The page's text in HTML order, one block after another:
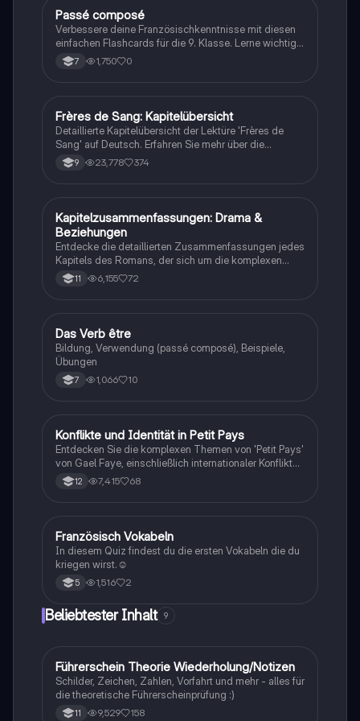
Schreiben von E-Mails.
PFranzösisch
Passé composé
Verbessere deine Französischkenntnisse mit diesen
einfachen Flashcards für die 9. Klasse. Lerne wichtige
Konzepte spielerisch!
7 1,750 0
Französisch
Frères de Sang: Kapitelübersicht
Detaillierte Kapitelübersicht der Lektüre 'Frères de
Sang' auf Deutsch. Erfahren Sie mehr über die
dramatischen Ereignisse, die Brice und seine Familie
betreffen, sowie die Ermittlungen von Martin zur
vorbereiten oder die Handlung besser verstehen
möchten.
9 23,778 374
Französisch
Kapitelzusammenfassungen: Drama &
Beziehungen
Entdecke die detaillierten Zusammenfassungen jedes
Kapitels des Romans, der sich um die komplexen
Beziehungen und Konflikte zwischen Sacha, Jade,
Léo und Solal dreht. Diese Zusammenfassungen
sozialen Medien und der Jugendliebe erleben. Ideal
für Schüler, die die Handlung und die
Charakterentwicklungen besser verstehen möchten.
11 6,155 72
DFranzösisch
Das Verb être
Bildung, Verwendung (passé composé), Beispiele,
Übungen
7 1,066 10
Französisch
Konflikte und Identität in Petit Pays
Entdecken Sie die komplexen Themen von 'Petit Pays'
von Gael Faye, einschließlich internationaler Konflikte,
politischer Instabilität und persönlicher Identität.
Diese Zusammenfassung beleuchtet die
reflektiert die Auswirkungen auf ihr Leben und ihre
Beziehungen. Ideal für Studierende, die sich mit
Konfliktanalyse und Sicherheitspolitik beschäftigen.
12 7,415 68
FFranzösisch
Französisch Vokabeln
In diesem Quiz findest du die ersten Vokabeln die du
kriegen wirst.☺
5 1,516 2
Beliebtester Inhalt 9
Lerntipps
Führerschein Theorie Wiederholung/Notizen
Schilder, Zeichen, Zahlen, Vorfahrt und mehr - alles für
die theoretische Führerscheinprüfung :)
11 9,529 158